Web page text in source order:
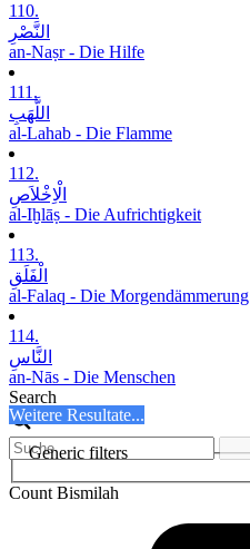
110.
النَّصْرِ
an-Naṣr - Die Hilfe
111.
اللَّھَبِ
al-Lahab - Die Flamme
112.
الْاِخْلاَصِ
al-Iḫlāṣ - Die Aufrichtigkeit
113.
الْفَلَقِ
al-Falaq - Die Morgendämmerung
114.
النَّاسِ
an-Nās - Die Menschen
Search
Weitere Resultate...
Generic filters
Count Bismilah